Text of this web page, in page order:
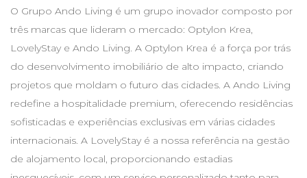
O Grupo Ando Living é um grupo inovador composto por
três marcas que lideram o mercado: Optylon Krea,
LovelyStay e Ando Living. A Optylon Krea é a força por trás
do desenvolvimento imobiliário de alto impacto, criando
projetos que moldam o futuro das cidades. A Ando Living
redefine a hospitalidade premium, oferecendo residências
sofisticadas e experiências exclusivas em várias cidades
internacionais. A LovelyStay é a nossa referência na gestão
de alojamento local, proporcionando estadias